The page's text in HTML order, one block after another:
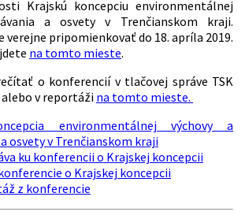
Krajskú koncepciu environmentálnej
a osvety v Trenčianskom kraji.
verejne pripomienkovať do 18. apríla 2019.
na tomto mieste.
o konferencií v tlačovej správe TSK
alebo v reportáži na tomto mieste.
environmentálnej výchovy a
osvety v Trenčianskom kraji
ku konferencii o Krajskej koncepcii
o Krajskej koncepcii
z konferencie